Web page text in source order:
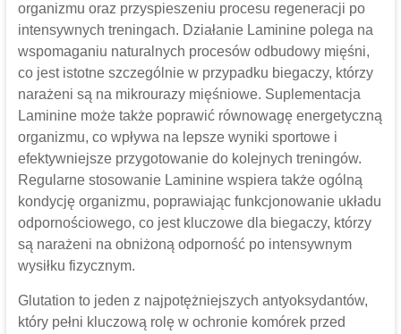
organizmu oraz przyspieszeniu procesu regeneracji po
intensywnych treningach. Działanie Laminine polega na
wspomaganiu naturalnych procesów odbudowy mięśni,
co jest istotne szczególnie w przypadku biegaczy, którzy
narażeni są na mikrourazy mięśniowe. Suplementacja
Laminine może także poprawić równowagę energetyczną
organizmu, co wpływa na lepsze wyniki sportowe i
efektywniejsze przygotowanie do kolejnych treningów.
Regularne stosowanie Laminine wspiera także ogólną
kondycję organizmu, poprawiając funkcjonowanie układu
odpornościowego, co jest kluczowe dla biegaczy, którzy
są narażeni na obniżoną odporność po intensywnym
wysiłku fizycznym.
Glutation to jeden z najpotężniejszych antyoksydantów,
który pełni kluczową rolę w ochronie komórek przed